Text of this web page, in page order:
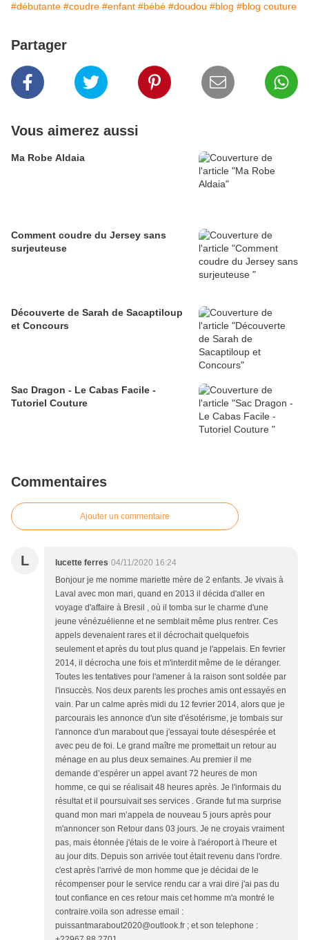
#débutante #coudre #enfant #bébé #doudou #blog #blog couture
Partager
Vous aimerez aussi
Ma Robe Aldaia
Comment coudre du Jersey sans
surjeuteuse
Découverte de Sarah de Sacaptiloup
et Concours
Sac Dragon - Le Cabas Facile -
Tutoriel Couture
Commentaires
Ajouter un commentaire
L lucette ferres 04/11/2020 16:24
Bonjour je me nomme mariette mère de 2 enfants. Je vivais à
Laval avec mon mari, quand en 2013 il décida d'aller en
voyage d'affaire à Bresil , où il tomba sur le charme d'une
jeune vénézuélienne et ne semblait même plus rentrer. Ces
appels devenaient rares et il décrochait quelquefois
seulement et après du tout plus quand je l'appelais. En fevrier
2014, il décrocha une fois et m'interdit même de le déranger.
Toutes les tentatives pour l'amener à la raison sont soldée par
l'insuccès. Nos deux parents les proches amis ont essayés en
vain. Par un calme après midi du 12 fevrier 2014, alors que je
parcourais les annonce d'un site d'ésotérisme, je tombais sur
l'annonce d'un marabout que j'essayai toute désespérée et
avec peu de foi. Le grand maître me promettait un retour au
ménage en au plus deux semaines. Au premier il me
demande d’espérer un appel avant 72 heures de mon
homme, ce qui se réalisait 48 heures après. Je l'informais du
résultat et il poursuivait ses services . Grande fut ma surprise
quand mon mari m’appela de nouveau 5 jours après pour
m'annoncer son Retour dans 03 jours. Je ne croyais vraiment
pas, mais étonnée j'étais de le voire à l'aéroport à l'heure et
au jour dits. Depuis son arrivée tout était revenu dans l'ordre.
c'est après l'arrivé de mon homme que je décidai de le
récompenser pour le service rendu car a vrai dire j'ai pas du
tout confiance en ces retour mais cet homme m'a montré le
contraire.voila son adresse email :
puissantmarabout2020@outlook.fr ; et son telephone :